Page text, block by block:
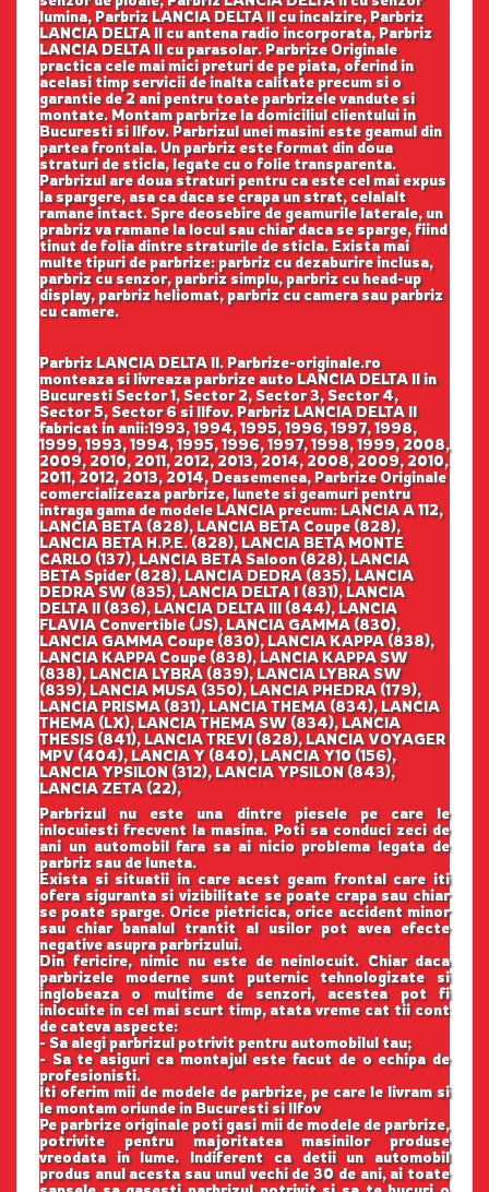
lumina, Parbriz LANCIA DELTA II cu incalzire, Parbriz
LANCIA DELTA II cu antena radio incorporata, Parbriz
LANCIA DELTA II cu parasolar. Parbrize Originale
practica cele mai mici preturi de pe piata, oferind in
acelasi timp servicii de inalta calitate precum si o
garantie de 2 ani pentru toate parbrizele vandute si
montate. Montam parbrize la domiciliul clientului in
Bucuresti si Ilfov. Parbrizul unei masini este geamul din
partea frontala. Un parbriz este format din doua
straturi de sticla, legate cu o folie transparenta.
Parbrizul are doua straturi pentru ca este cel mai expus
la spargere, asa ca daca se crapa un strat, celalalt
ramane intact. Spre deosebire de geamurile laterale, un
prabriz va ramane la locul sau chiar daca se sparge, fiind
tinut de folia dintre straturile de sticla. Exista mai
multe tipuri de parbrize: parbriz cu dezaburire inclusa,
parbriz cu senzor, parbriz simplu, parbriz cu head-up
display, parbriz heliomat, parbriz cu camera sau parbriz
cu camere.
Parbriz LANCIA DELTA II. Parbrize-originale.ro
monteaza si livreaza parbrize auto LANCIA DELTA II in
Bucuresti Sector 1, Sector 2, Sector 3, Sector 4,
Sector 5, Sector 6 si Ilfov. Parbriz LANCIA DELTA II
fabricat in anii:1993, 1994, 1995, 1996, 1997, 1998,
1999, 1993, 1994, 1995, 1996, 1997, 1998, 1999, 2008,
2009, 2010, 2011, 2012, 2013, 2014, 2008, 2009, 2010,
2011, 2012, 2013, 2014, Deasemenea, Parbrize Originale
comercializeaza parbrize, lunete si geamuri pentru
intraga gama de modele LANCIA precum: LANCIA A 112,
LANCIA BETA (828), LANCIA BETA Coupe (828),
LANCIA BETA H.P.E. (828), LANCIA BETA MONTE
CARLO (137), LANCIA BETA Saloon (828), LANCIA
BETA Spider (828), LANCIA DEDRA (835), LANCIA
DEDRA SW (835), LANCIA DELTA I (831), LANCIA
DELTA II (836), LANCIA DELTA III (844), LANCIA
FLAVIA Convertible (JS), LANCIA GAMMA (830),
LANCIA GAMMA Coupe (830), LANCIA KAPPA (838),
LANCIA KAPPA Coupe (838), LANCIA KAPPA SW
(838), LANCIA LYBRA (839), LANCIA LYBRA SW
(839), LANCIA MUSA (350), LANCIA PHEDRA (179),
LANCIA PRISMA (831), LANCIA THEMA (834), LANCIA
THEMA (LX), LANCIA THEMA SW (834), LANCIA
THESIS (841), LANCIA TREVI (828), LANCIA VOYAGER
MPV (404), LANCIA Y (840), LANCIA Y10 (156),
LANCIA YPSILON (312), LANCIA YPSILON (843),
LANCIA ZETA (22),
Parbrizul nu este una dintre piesele pe care le
inlocuiesti frecvent la masina. Poti sa conduci zeci de
ani un automobil fara sa ai nicio problema legata de
parbriz sau de luneta.
Exista si situatii in care acest geam frontal care iti
ofera siguranta si vizibilitate se poate crapa sau chiar
se poate sparge. Orice pietricica, orice accident minor
sau chiar banalul trantit al usilor pot avea efecte
negative asupra parbrizului.
Din fericire, nimic nu este de neinlocuit. Chiar daca
parbrizele moderne sunt puternic tehnologizate si
inglobeaza o multime de senzori, acestea pot fi
inlocuite in cel mai scurt timp, atata vreme cat tii cont
de cateva aspecte:
- Sa alegi parbrizul potrivit pentru automobilul tau;
- Sa te asiguri ca montajul este facut de o echipa de
profesionisti.
Iti oferim mii de modele de parbrize, pe care le livram si
le montam oriunde in Bucuresti si Ilfov
Pe parbrize originale poti gasi mii de modele de parbrize,
potrivite pentru majoritatea masinilor produse
vreodata in lume. Indiferent ca detii un automobil
produs anul acesta sau unul vechi de 30 de ani, ai toate